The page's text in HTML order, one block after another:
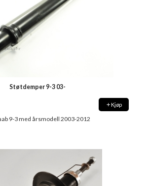
Støtdemper 9-3 03-
Kjøp
9-3 med årsmodell 2003-2012